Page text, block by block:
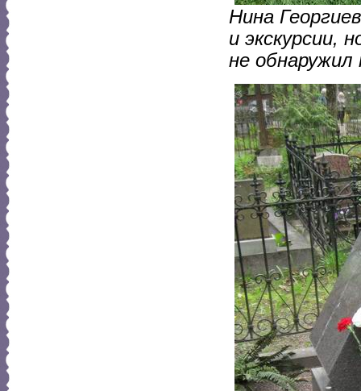
Нина
и экскурсии,
не